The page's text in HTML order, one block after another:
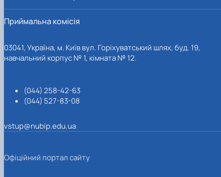
Приймальна комісія
03041, Україна, м. Київ вул. Горіхуватський шлях, буд. 19,
навчальний корпус № 1, кімната № 12.
(044) 258-42-63
(044) 527-83-08
vstup@nubip.edu.ua
Офіційний портал сайту